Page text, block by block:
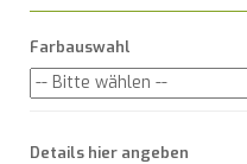
Farbauswahl
Details hier angeben